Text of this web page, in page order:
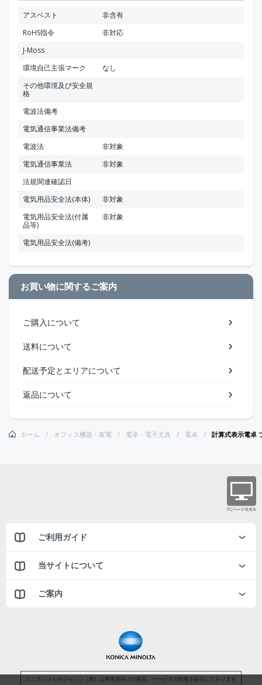
アスベスト
非含有
RoHS指令
非対応
J-Moss
環境自己主張マーク
なし
その他環境及び安全規
格
電波法備考
電気通信事業法備考
電波法
非対象
電気通信事業法
非対象
法規関連確認日
電気用品安全法(本体)
非対象
電気用品安全法(付属
品等)
非対象
電気用品安全法(備考)
お買い物に関するご案内
ご購入について
送料について
配送予定とエリアについて
返品について
ホーム オフィス機器・家電 電卓・電子文具 電卓 計算式表示電卓
ご利用ガイド
当サイトについて
ご案内
コニカミノルタジャパン（株）は事業者向けの商品・サービスの情報を提供しております